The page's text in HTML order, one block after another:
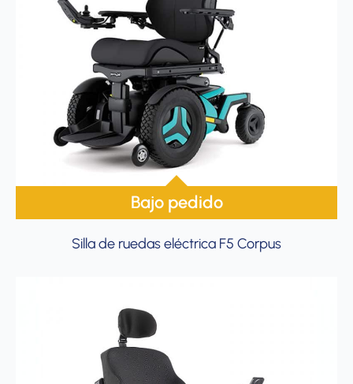
Bajo pedido
Silla de ruedas eléctrica F5 Corpus